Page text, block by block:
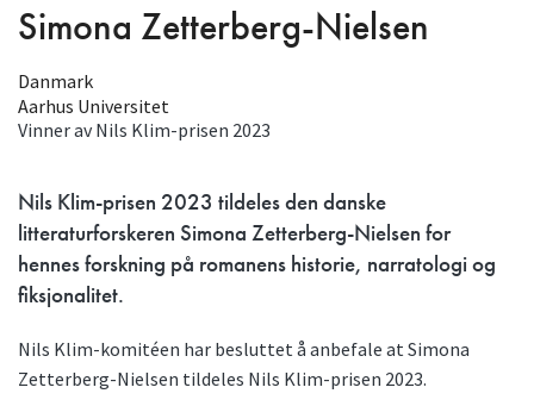
Simona Zetterberg-Nielsen
Danmark
Aarhus Universitet
Vinner av Nils Klim-prisen 2023
Nils Klim-prisen 2023 tildeles den danske
litteraturforskeren Simona Zetterberg-Nielsen for
hennes forskning på romanens historie, narratologi og
fiksjonalitet.
Nils Klim-komitéen har besluttet å anbefale at Simona
Zetterberg-Nielsen tildeles Nils Klim-prisen 2023.